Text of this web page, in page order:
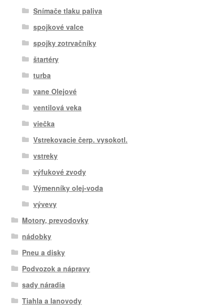
Snímače tlaku paliva
spojkové valce
spojky zotrvačníky
štartéry
turba
vane Olejové
ventilová veka
viečka
Vstrekovacie čerp. vysokotl.
vstreky
výfukové zvody
Výmenníky olej-voda
vývevy
Motory, prevodovky
nádobky
Pneu a disky
Podvozok a nápravy
sady náradia
Tiahla a lanovody